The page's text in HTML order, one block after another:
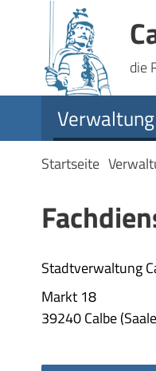
die
Startseite
Stadtverwaltung
Markt 18
39240 Calbe